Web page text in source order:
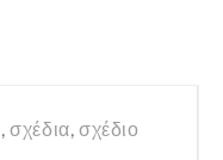
,σχέδια, σχέδιο